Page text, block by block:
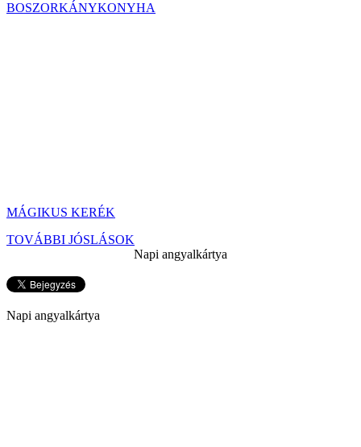
BOSZORKÁNYKONYHA
MÁGIKUS KERÉK
TOVÁBBI JÓSLÁSOK
Napi angyalkártya
Napi angyalkártya